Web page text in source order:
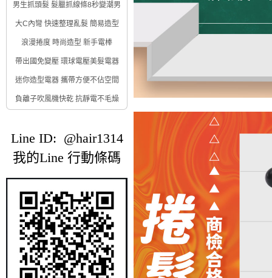
男生抓頭髮 髮臘抓線條8秒變潮男
大C內彎 快速整理亂髮 簡易造型
浪漫捲度 時尚造型 新手電棒
帶出國免變壓 環球電壓美髮電器
迷你造型電器 攜帶方便不佔空間
負離子吹風機快乾 抗靜電不毛燥
Line ID: @hair1314
我的Line 行動條碼